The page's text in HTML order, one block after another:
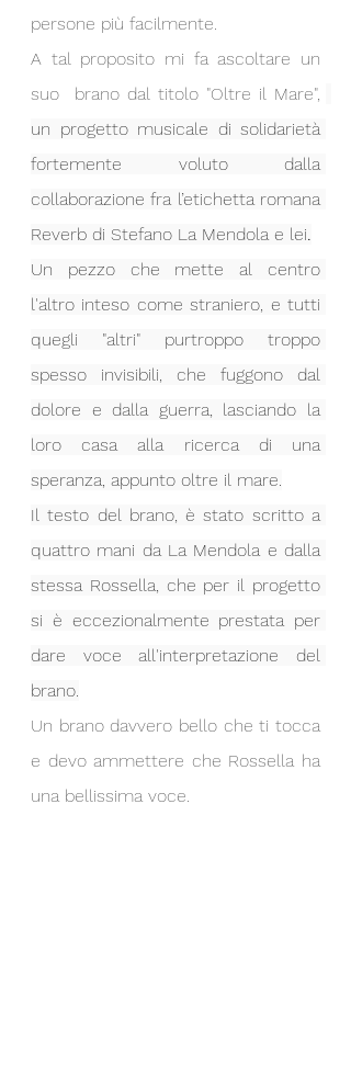
persone più facilmente.
A tal proposito mi fa ascoltare un
un progetto musicale di solidarietà
fortemente voluto dalla
collaborazione fra l’etichetta romana
Reverb di Stefano La Mendola e lei.
Un pezzo che mette al centro
l'altro inteso come straniero, e tutti
quegli "altri" purtroppo troppo
spesso invisibili, che fuggono dal
dolore e dalla guerra, lasciando la
loro casa alla ricerca di una
speranza, appunto oltre il mare.
Il testo del brano, è stato scritto a
quattro mani da La Mendola e dalla
stessa Rossella, che per il progetto
si è eccezionalmente prestata per
dare voce all'interpretazione del
brano.
Un brano davvero bello che ti tocca
e devo ammettere che Rossella ha
una bellissima voce.